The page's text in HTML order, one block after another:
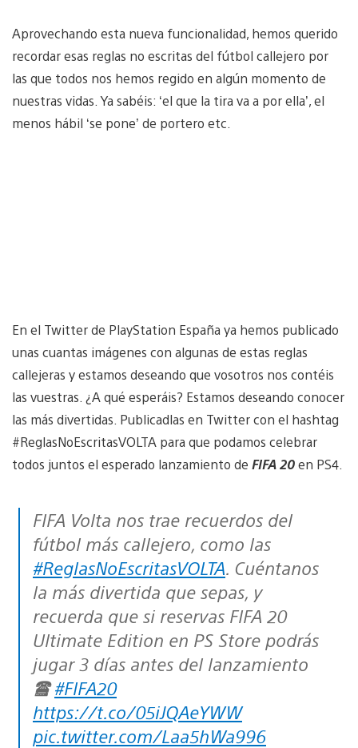
Aprovechando esta nueva funcionalidad, hemos querido
recordar esas reglas no escritas del fútbol callejero por
las que todos nos hemos regido en algún momento de
nuestras vidas. Ya sabéis: ‘el que la tira va a por ella’, el
menos hábil ‘se pone’ de portero etc.
En el Twitter de PlayStation España ya hemos publicado
unas cuantas imágenes con algunas de estas reglas
callejeras y estamos deseando que vosotros nos contéis
las vuestras. ¿A qué esperáis? Estamos deseando conocer
las más divertidas. Publicadlas en Twitter con el hashtag
#ReglasNoEscritasVOLTA para que podamos celebrar
todos juntos el esperado lanzamiento de FIFA 20en PS4.
FIFA Volta nos trae recuerdos del
fútbol más callejero, como las
#ReglasNoEscritasVOLTA. Cuéntanos
la más divertida que sepas, y
recuerda que si reservas FIFA 20
Ultimate Edition en PS Store podrás
jugar 3 días antes del lanzamiento
🖀#FIFA20
https://t.co/05iJQAeYWW
pic.twitter.com/Laa5hWa996